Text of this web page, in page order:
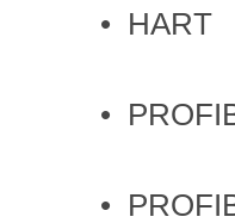
• HART
•
•